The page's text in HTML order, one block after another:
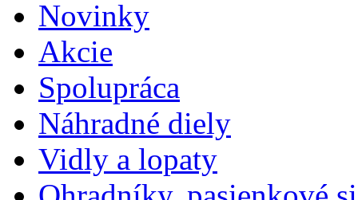
Novinky
Akcie
Spolupráca
Náhradné diely
Vidly a lopaty